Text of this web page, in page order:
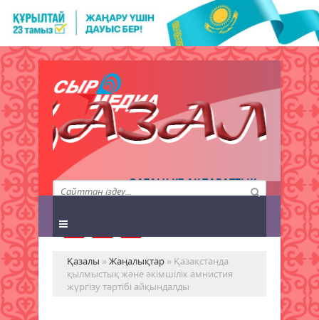
QAZALY.KZ АҚПАРАТТЫҚ
АГЕНТТІГІ
Қазалы »Жаңалықтар » Қазақстанда
қылмыстық және әкімшілік амнистия
жүргізу тәртібі айқындалды